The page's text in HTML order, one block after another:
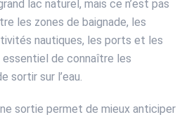
lac naturel, mais ce n’est pas
les zones de baignade, les
nautiques, les ports et les
de connaître les
sortir sur l’eau.
sortie permet de mieux anticiper